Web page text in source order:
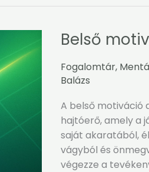
Belső
Fogalomtár,
Balázs
A belső motiváció
hajtóerő, amely a
saját akaratából,
vágyból és
végezze a
Belső